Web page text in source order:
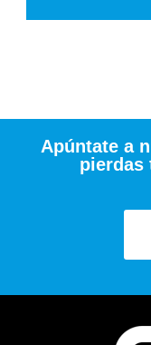
Apúntate a
pierdas